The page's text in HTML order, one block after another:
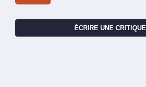
ÉCRIRE UNE CRITIQUE